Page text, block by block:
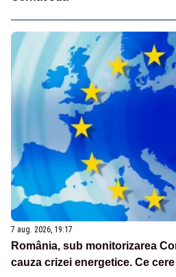
7 aug. 2026, 19:17
România, sub monitorizarea
cauza crizei energetice. Ce